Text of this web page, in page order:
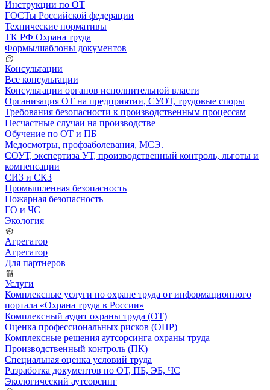
Инструкции по ОТ
ГОСТы Российской федерации
Технические нормативы
ТК РФ Охрана труда
Формы/шаблоны документов
Консультации
Все консультации
Консультации органов исполнительной власти
Организация ОТ на предприятии, СУОТ, трудовые споры
Требования безопасности к производственным процессам
Несчастные случаи на производстве
Обучение по ОТ и ПБ
Медосмотры, профзаболевания, МСЭ.
СОУТ, экспертиза УТ, производственный контроль, льготы и
компенсации
СИЗ и СКЗ
Промышленная безопасность
Пожарная безопасность
ГО и ЧС
Экология
Агрегатор
Агрегатор
Для партнеров
Услуги
Комплексные услуги по охране труда от информационного
портала «Охрана труда в России»
Комплексный аудит охраны труда (ОТ)
Оценка профессиональных рисков (ОПР)
Комплексные решения аутсорсинга охраны труда
Производственный контроль (ПК)
Специальная оценка условий труда
Разработка документов по ОТ, ПБ, ЭБ, ЧС
Экологический аутсорсинг